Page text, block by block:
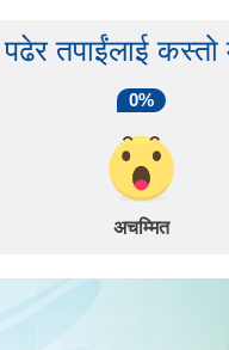
तपाईंलाई
0%
अचम्मित